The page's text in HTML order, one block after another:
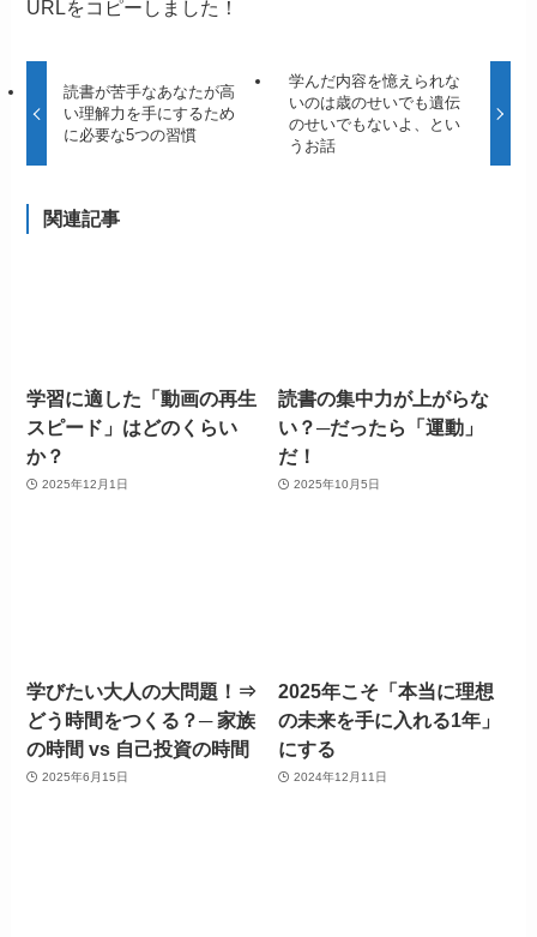
URLをコピーしました！
読書が苦手なあなたが高
い理解力を手にするため
に必要な5つの習慣
学んだ内容を憶えられな
いのは歳のせいでも遺伝
のせいでもないよ、とい
うお話
関連記事
学習に適した「動画の再生
スピード」はどのくらい
か？
2025年12月1日
読書の集中力が上がらな
い？─だったら「運動」
だ！
2025年10月5日
学びたい大人の大問題！⇒
どう時間をつくる？─ 家族
の時間 vs 自己投資の時間
2025年6月15日
2025年こそ「本当に理想
の未来を手に入れる1年」
にする
2024年12月11日